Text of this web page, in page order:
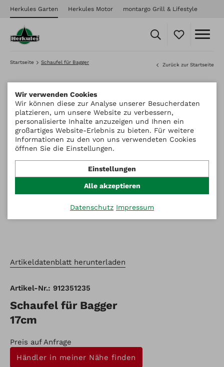
Herkules Garten Herkules Motor montargo Grill & Lifestyle
Startseite Schaufel für Bagger Zurück zur Startseite
Artikeldatenblatt herunterladen
Artikel-Nr.: 912351235
Schaufel für Bagger
17cm
Preis auf Anfrage
Händler in meiner Nähe finden
Wir verwenden Cookies
Wir können diese zur Analyse unserer Besucherdaten
platzieren, um unsere Website zu verbessern,
personalisierte Inhalte anzuzeigen und Ihnen ein
großartiges Website-Erlebnis zu bieten. Für weitere
Informationen zu den von uns verwendeten Cookies
öffnen Sie die Einstellungen.
Einstellungen
Alle akzeptieren
Datenschutz Impressum